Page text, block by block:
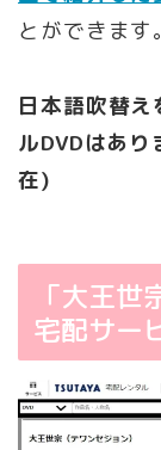
とができます。
日本語吹替
ルDVDはあ
在)
「大王
宅配サー